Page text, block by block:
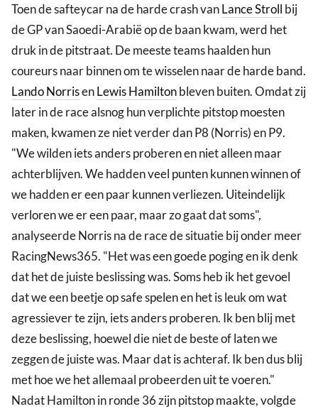
Toen de safteycar na de harde crash vanLance Stroll bij
de GP van Saoedi-Arabië op de baan kwam, werd het
druk in de pitstraat. De meeste teams haalden hun
coureurs naar binnen om te wisselen naar de harde band.
Lando NorrisenLewis Hamiltonbleven buiten. Omdat zij
later in de race alsnog hun verplichte pitstop moesten
maken, kwamen ze niet verder dan P8 (Norris) en P9.
"We wilden iets anders proberen en niet alleen maar
achterblijven. We hadden veel punten kunnen winnen of
we hadden er een paar kunnen verliezen. Uiteindelijk
verloren we er een paar, maar zo gaat dat soms",
analyseerde Norris na de race de situatie bij onder meer
RacingNews365. "Het was een goede poging en ik denk
dat het de juiste beslissing was. Soms heb ik het gevoel
dat we een beetje op safe spelen en het is leuk om wat
agressiever te zijn, iets anders proberen. Ik ben blij met
deze beslissing, hoewel die niet de beste of laten we
zeggen de juiste was. Maar dat is achteraf. Ik ben dus blij
met hoe we het allemaal probeerden uit te voeren."
Nadat Hamilton in ronde 36 zijn pitstop maakte, volgde